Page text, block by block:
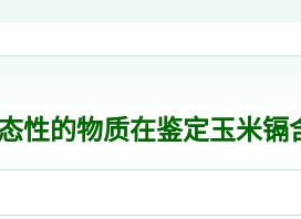
性的物质在鉴定玉米镉